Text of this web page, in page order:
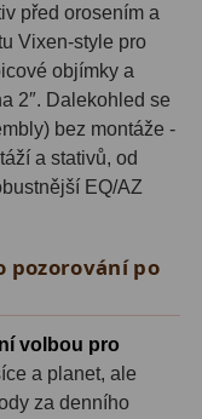
před orosením a
Vixen-style pro
objímky a
2″. Dalekohled se
bez montáže -
a stativů, od
EQ/AZ
pozorování po
volbou pro
a planet, ale
za denního